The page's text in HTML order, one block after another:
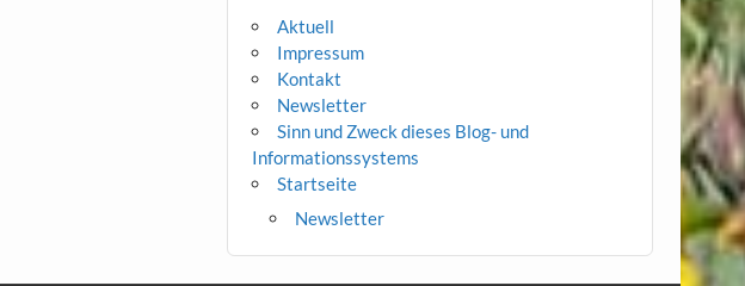
Aktuell
Impressum
Kontakt
Newsletter
Sinn und Zweck dieses Blog- und
Informationssystems
Startseite
Newsletter